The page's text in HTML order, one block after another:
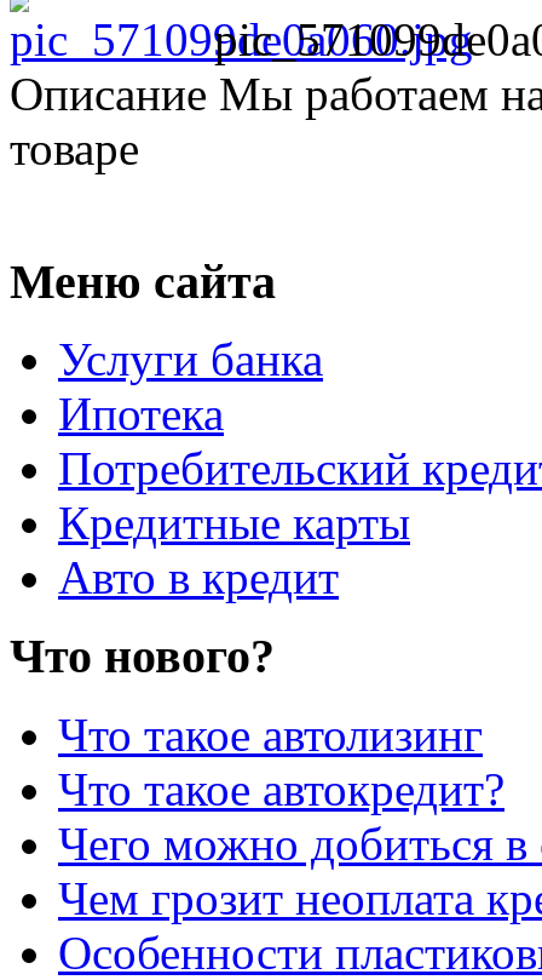
Описание Мы работаем
товаре
Меню сайта
Услуги банка
Ипотека
Потребительский
Кредитные карты
Авто в кредит
Что нового?
Что такое автолизинг
Что такое автокредит?
Чего можно добиться в
Чем грозит неоплата
Особенности